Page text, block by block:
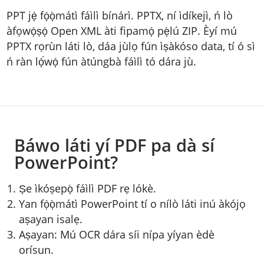
PPT jẹ́ fọ́ọ̀mátì fáìlì bínárì. PPTX, ní ìdíkejì, ń lò
àfọwọ́ṣọ́ Open XML àti fipamọ́ pẹ̀lú ZIP. Èyí mú
PPTX rọrùn láti lò, dáa jùlọ fún ìṣàkóso data, tí ó sì
ń ràn lọ́́wọ́ fún àtúngbà fáìlì tó dára jù.
Báwo láti yí PDF pa dà sí
PowerPoint?
Ṣe ìkóṣepọ̀ fáìlì PDF rẹ lókè.
Yan fọ́ọ̀mátì PowerPoint tí o nílò láti inú àkójọ
aṣayan isalẹ.
Aṣayan: Mú OCR dára síi nípa yíyan èdè
orísun.